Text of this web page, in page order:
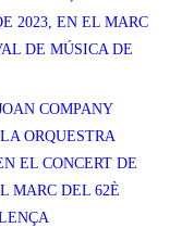
2023, EN EL MARC
DE MÚSICA DE
COMPANY
ORQUESTRA
EL CONCERT DE
MARC DEL 62È